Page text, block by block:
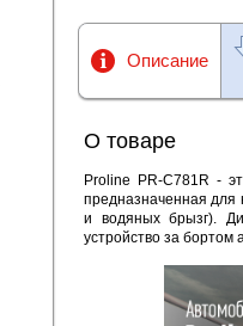
Описание
О товаре
Proline PR-C781R -
предназначенная для
и водяных брызг).
устройство за бортом